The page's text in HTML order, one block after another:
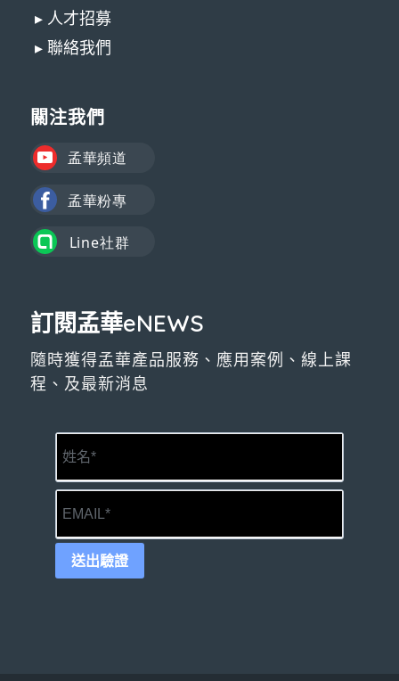
▸ 人才招募
▸ 聯絡我們
關注我們
訂閱孟華eNEWS
隨時獲得孟華產品服務、應用案例、線上課
程、及最新消息
送出驗證